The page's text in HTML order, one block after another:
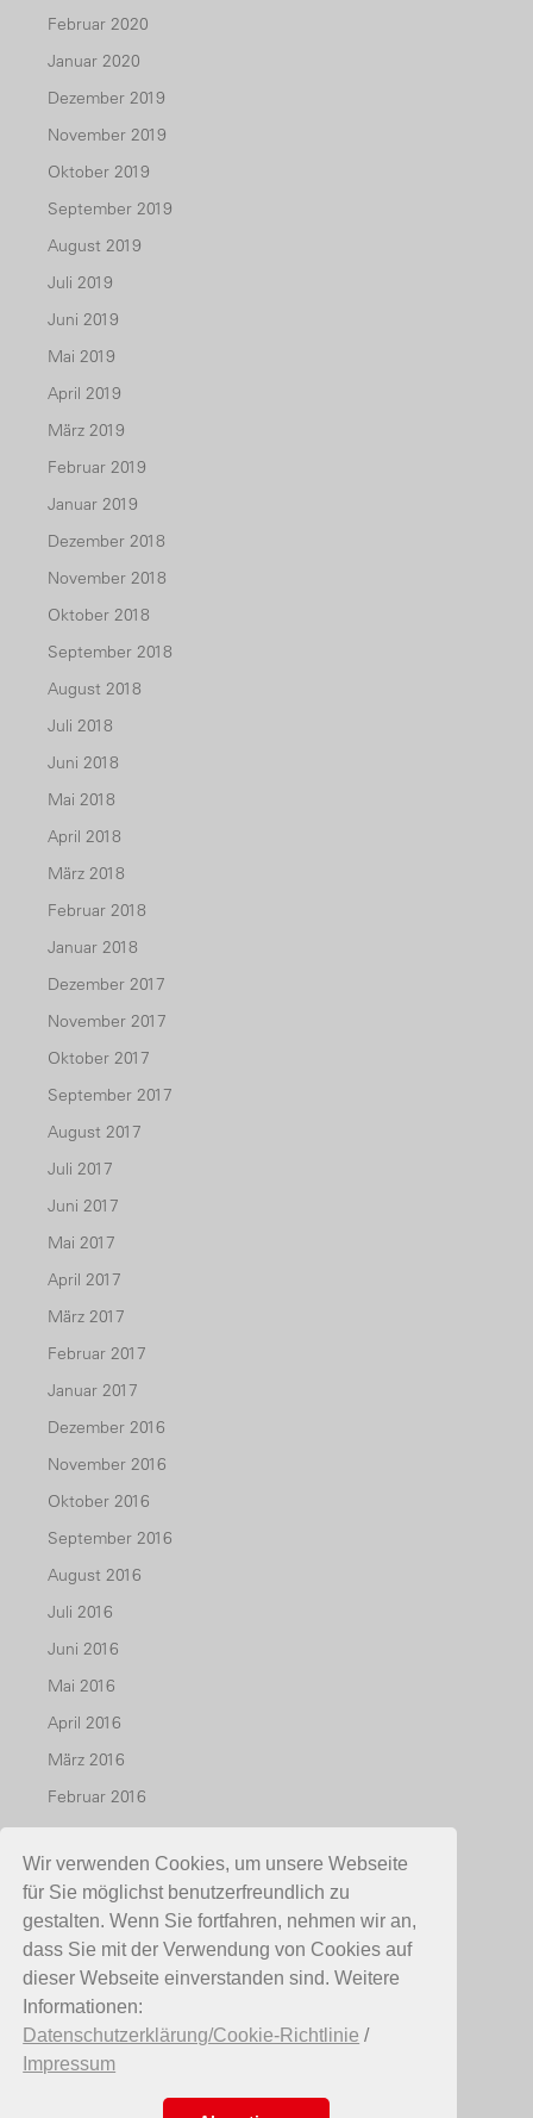
Wir verwenden Cookies, um unsere Webseite
für Sie möglichst benutzerfreundlich zu
gestalten. Wenn Sie fortfahren, nehmen wir an,
dass Sie mit der Verwendung von Cookies auf
dieser Webseite einverstanden sind. Weitere
Informationen:
Datenschutzerklärung/Cookie-Richtlinie /
Impressum
Februar 2020
Januar 2020
Dezember 2019
November 2019
Oktober 2019
September 2019
August 2019
Juli 2019
Juni 2019
Mai 2019
April 2019
März 2019
Februar 2019
Januar 2019
Dezember 2018
November 2018
Oktober 2018
September 2018
August 2018
Juli 2018
Juni 2018
Mai 2018
April 2018
März 2018
Februar 2018
Januar 2018
Dezember 2017
November 2017
Oktober 2017
September 2017
August 2017
Juli 2017
Juni 2017
Mai 2017
April 2017
März 2017
Februar 2017
Januar 2017
Dezember 2016
November 2016
Oktober 2016
September 2016
August 2016
Juli 2016
Juni 2016
Mai 2016
April 2016
März 2016
Februar 2016
Januar 2016
Dezember 2015
November 2015
Oktober 2015
Juli 2015
Mai 2015
April 2015